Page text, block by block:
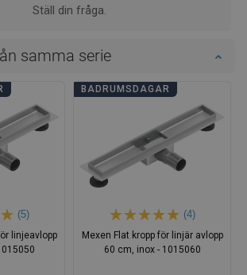
Ställ din fråga.
samma serie
(5)
linjeavlopp
BADRUMSDAGAR
(4)
Mexen Flat kropp för linjär avlopp
60 cm, inox - 1015060